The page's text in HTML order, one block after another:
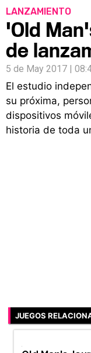
LANZAMIENTO
'Old
de
5 de May 2017 |
El estudio
su próxima,
dispositivos
historia de toda
JUEGOS